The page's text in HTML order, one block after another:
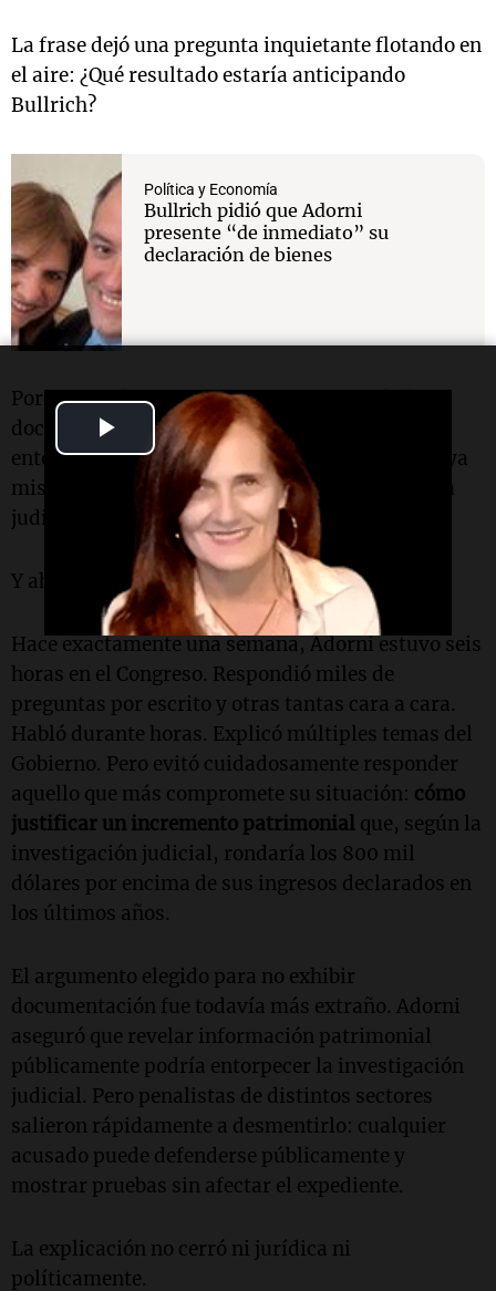
Play
Video
La frase dejó una pregunta inquietante flotando en
el aire: ¿Qué resultado estaría anticipando
Bullrich?
Política y Economía
Bullrich pidió que Adorni
presente “de inmediato” su
declaración de bienes
Porque si Adorni tiene efectivamente toda la
documentación capaz de despejar las dudas,
entonces la lógica política indicaría mostrarla ya
mismo. No dentro de semanas. No en una causa
judicial eterna. Ahora.
Y ahí aparece el verdadero problema político.
Hace exactamente una semana, Adorni estuvo seis
horas en el Congreso. Respondió miles de
preguntas por escrito y otras tantas cara a cara.
Habló durante horas. Explicó múltiples temas del
Gobierno. Pero evitó cuidadosamente responder
aquello que más compromete su situación: cómo
justificar un incremento patrimonial que, según la
investigación judicial, rondaría los 800 mil
dólares por encima de sus ingresos declarados en
los últimos años.
El argumento elegido para no exhibir
documentación fue todavía más extraño. Adorni
aseguró que revelar información patrimonial
públicamente podría entorpecer la investigación
judicial. Pero penalistas de distintos sectores
salieron rápidamente a desmentirlo: cualquier
acusado puede defenderse públicamente y
mostrar pruebas sin afectar el expediente.
La explicación no cerró ni jurídica ni
políticamente.